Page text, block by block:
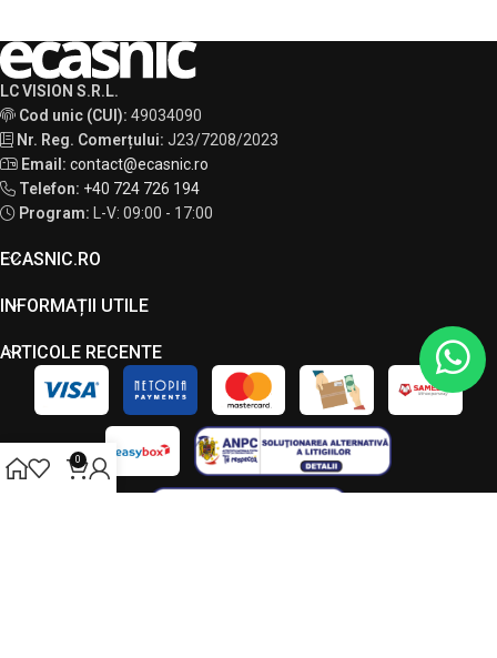
LC VISION S.R.L.
Cod unic (CUI): 49034090
Nr. Reg. Comerțului: J23/7208/2023
Email: contact@ecasnic.ro
Telefon: +40 724 726 194
Program: L-V: 09:00 - 17:00
ECASNIC.RO
INFORMAȚII UTILE
ARTICOLE RECENTE
0